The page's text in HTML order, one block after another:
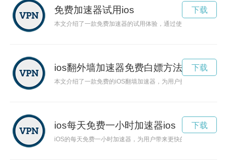
免费加速器试用ios
本文介绍了一款免费加速器的试用体验，通过使用该加速器，
下载
ios翻外墙加速器免费白嫖方法
本文介绍了一款免费的iOS翻墙加速器，为用户提供畅通无阻
下载
ios每天免费一小时加速器ios
iOS的每天免费一小时加速器，为用户带来更快的网络体验和
下载